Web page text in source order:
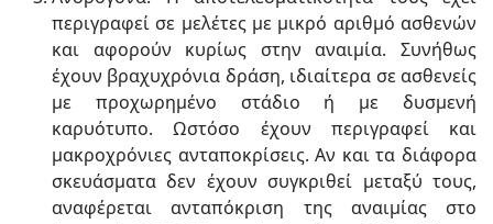
περιγραφεί σε μελέτες με μικρό αριθμό ασθενών
και αφορούν κυρίως στην αναιμία. Συνήθως
έχουν βραχυχρόνια δράση, ιδιαίτερα σε ασθενείς
με προχωρημένο στάδιο ή με δυσμενή
καρυότυπο. Ωστόσο έχουν περιγραφεί και
μακροχρόνιες ανταποκρίσεις. Αν και τα διάφορα
σκευάσματα δεν έχουν συγκριθεί μεταξύ τους,
αναφέρεται ανταπόκριση της αναιμίας στο